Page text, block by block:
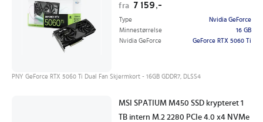
fra 7 159,-
Type
Nvidia GeForce
Minnestørrelse
16 GB
Nvidia GeForce
GeForce RTX 5060 Ti
PNY GeForce RTX 5060 Ti Dual Fan Skjermkort - 16GB GDDR7, DLSS4
MSI SPATIUM M450 SSD krypteret 1
TB intern M.2 2280 PCIe 4.0 x4 NVMe